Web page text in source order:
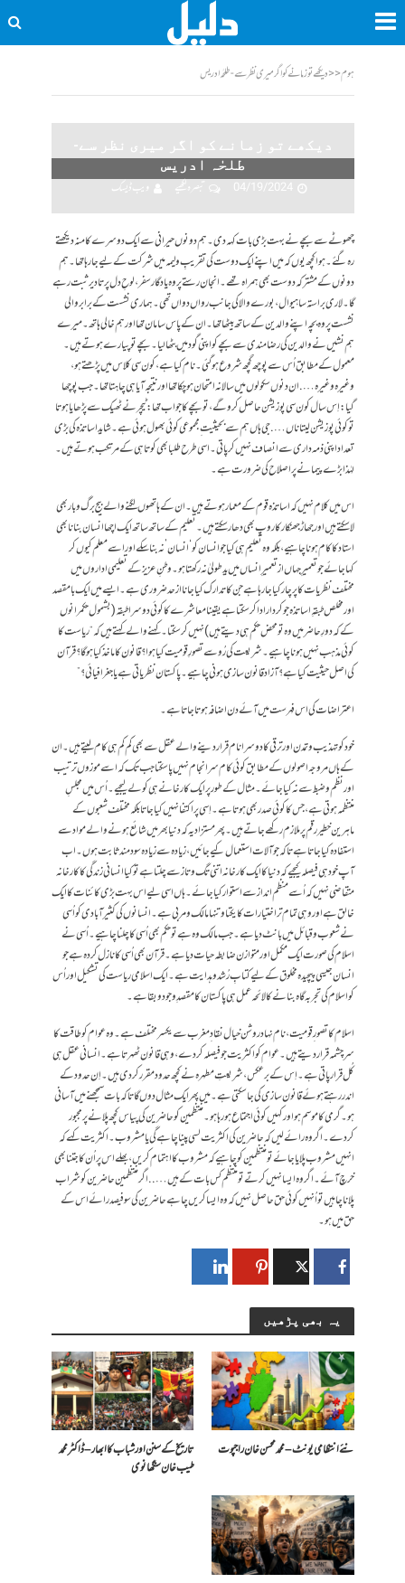
ہوم<<دیکھے تو زمانے کو اگر میری نظر سے-طلحٰہ ادریس
دیکھے تو زمانے کو اگر میری نظر سے-
طلحٰہ ادریس
04/19/2024
تبصرہ لکھیے ویب ڈیسک
چھوٹے سے بچے نے بہت بڑی بات کہہ دی۔ ہم دونوں حیرانی سے ایک دوسرے کا منہ دیکھتے
رہ گئے۔ ہوا کچھ یوں کہ میں اپنے ایک دوست کی تقریبِ ولیمہ میں شرکت کے لیے جارہا تھا۔ہم
دونوں کے مشترکہ دوست بھی ہمراہ تھے۔ انجان رستے پر وہ یاد گار سفر، لوحِ دل پر تا دیر ثبت رہے
گا۔ لاری براستہ ساہیوال، بورے والا کی جانب رواں دواں تھی۔ ہماری نشست کے برابر والی
نشست پر وہ بچہ اپنے والدین کے ساتھ بیٹھا تھا۔ ان کے پاس سامان تھا اور ہم خالی ہاتھ۔ میرے
ہم نشیں نے والدین کی رضامندی سے بچے کو اپنی گود میں بٹھا لیا۔ بچے تو پیارے ہوتے ہیں۔
معمول کے مطابق اُس سے پوچھ گچھ شروع ہوگئی۔ نام کیا ہے، کون سی کلاس میں پڑھتے ہو،
وغیرہ وغیرہ…. ان دنوں سکولوں میں سالانہ امتحان ہوچکا تھا اور نتیجہ آیا ہی چاہتا تھا۔ جب پوچھا
گیا: اِس سال کون سی پوزیشن حاصل کرو گے، تو بچے کا جواب تھا:ٹیچر نے ٹھیک سے پڑھایا ہوتا
تو کوئی پوزیشن لیتا ناں…. جی ہاں ہم سے بحیثیت ِ مجموعی کوئی بھول ہوئی ہے۔ شاید اساتذہ کی بڑی
تعداد اپنی ذمہ داری سے انصاف نہیں کر پاتی۔ اسی طرح طلبا بھی کوتاہی کے مرتکب ہوتے ہیں۔
لہٰذا بڑے پیمانے پر اصلاح کی ضرورت ہے۔
اس میں کلام نہیں کہ اساتذہ قوم کے معمار ہوتے ہیں۔ان کے ہاتھوں لگنے والے بیج برگ وبار بھی
لاسکتے ہیں اور جھاڑ جھنکار کا روپ بھی دھار سکتے ہیں۔ تعلیم کے ساتھ ساتھ ایک اچھا انسان بنانا بھی
استاد کاکام ہونا چاہیے،بلکہ وہ تعلیم ہی کیا جو انسان کو ‘انسان’ نہ بنا سکے اور اسے معلم کیوں کر
کہاجائے جو تعمیرِ جہاں از تعمیرِ انساں میں یدِ طولیٰ نہ رکھتا ہو۔ وطنِ عزیز کے تعلیمی اداروں میں
مختلف نظریات کا پرچار کیاجارہا ہے جن کا تدارک کیاجانا از حد ضروری ہے۔ ایسے میں ایک بامقصد
اور مخلص طبقہِ اساتذہ جو کردار ادا کرسکتا ہے یقینا معاشرے کاکوئی دوسرا طبقہ(بشمول حکمرانوں
کے کہ دورِ حاضر میں وہ تو محض حکم ہی دیتے ہیں)نہیں کرسکتا۔ کہنے والے کہتے ہیں کہ “ریاست کا
کوئی مذہب نہیں ہونا چاہیے۔شریعت کی رُو سے تصورِ قومیت کیا ہوا؟ قانون کا ماخذ کیا ہوگا؟ قرآن
کی اصل حیثیت کیا ہے؟ آزاد قانون سازی ہونی چاہیے۔ پاکستان نظریاتی ہے یا جغرافیائی؟”
اعتراضات کی اس فہرست میں آئے دن اضافہ ہوتاجاتا ہے۔
خود کو تہذیب و تمدن اور ترقی کا دوسرا نام قرار دینے والے عقل سے بھی کم کم ہی کام لیتے ہیں۔ان
کے ہاں مروجہ اصولوں کے مطابق کوئی کام سرانجام نہیں پاسکتا جب تک کہ اسے موزوں ترتیب
اور نظم وضبط سے نہ کیا جائے ۔ مثال کے طور پر ایک کارخانے ہی کو لے لیجیے۔ اُس میں مجلسِ
منتظمہ ہوتی ہے، جس کا کوئی صدر بھی ہوتا ہے۔ اِسی پر اکتفا نہیں کیاجاتابلکہ مختلف شعبوں کے
ماہرین خطیر رقم پر ملازم رکھے جاتے ہیں۔ پھر مستزادیہ کہ دنیا بھر میں شائع ہونے والے مواد سے
استفادہ کیاجاتا ہے تاکہ جو آلات استعمال کیے جائیں، زیادہ سے زیادہ سود مند ثابت ہوں۔ اب
آپ خود ہی فیصلہ کیجیے کہ دنیا کاایک کارخانہ اتنی تگ وتاز سے چلتا ہے تو کیا انسانی زندگی کا کارخانہ
متقاضی نہیں کہ اُسے منظم انداز سے استوار کیاجائے۔ہاں اسی لیے اس بہت بڑی کائنات کا ایک
خالق ہے اور وہی تمام تر اختیارات کا یکتا وتنہا مالک ومربی ہے۔ انسانوں کی کثیر آبادی کو اُسی
نے شعوب وقبائل میں بانٹ دیا ہے۔جب مالک وہ ہے تو حکم بھی اُسی کا چلنا چاہیے۔اُسی نے
اسلام کی صورت ایک مکمل اور متوازن ضابطہ حیات دیا ہے۔قرآن بھی اُسی کانازل کردہ ہے جو
انسان جیسی پیچیدہ مخلوق کے لیے کتابِ رُشد وہدایت ہے۔ ایک اسلامی ریاست کی تشکیل اور اُس
کو اسلام کی تجربہ گاہ بنانے کا لائحہ عمل ہی پاکستان کامقصدِ وجود وبقا ہے۔
اسلام کا تصور ِ قومیت، نام نہاد روشن خیال نقاد ِمغرب سے یکسر مختلف ہے۔وہ عوام کو طاقت کا
سرچشمہ قرار دیتے ہیں۔ عوام کو اکثریت جو فیصلہ کردے، وہی قانون ٹھہرتا ہے۔انسانی عقل ہی
کُل قرار پاتی ہے۔ اِس کے برعکس، شریعتِ مطہرہ نے کچھ حدود مقرر کردی ہیں۔ اِن حدود کے
اندر رہتے ہوئے قانون سازی کی جاسکتی ہے۔میں پھر ایک مثال دوں گا تاکہ بات سمجھنے میں آسانی
ہو۔ گرمی کاموسم ہواور کہیں کوئی اجتماع ہورہا ہو۔ منتظمین کو حاضرین کی پیاس کچھ پلانے پر مجبور
کردے۔ اگر وہ رائے لیں کہ حاضرین کی اکثریت لسی پینا چاہے گی یا مشروب۔ اکثریت کہے کہ
انہیں مشروب پلایا جائے تو منتظمین کو چاہیے کہ مشروب کا اہتمام کریں، بھلے اس پراُن کا جتنا بھی
خرچ آئے۔ اگر وہ ایسا نہیں کرتے تو منتظم کس بات کے ہیں…..اگر منتظمین حاضرین کو شراب
پلانا چاہیں تو اُنہیں کوئی حق حاصل نہیں کہ وہ ایسا کریں چاہے حاضرین کی سوفیصد رائے اس کے
حق میں ہو۔
یہ بھی پڑھیں
​نئے انتظامی یونٹ – محمد محسن خان راجپوت
تاریخ کے سنن اور شباب کا ابھار – ڈاکٹر محمد
طیب خان سنگھانوی